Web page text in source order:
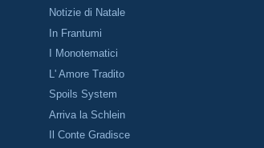
Notizie di Natale
In Frantumi
I Monotematici
L' Amore Tradito
Spoils System
Arriva la Schlein
Il Conte Gradisce